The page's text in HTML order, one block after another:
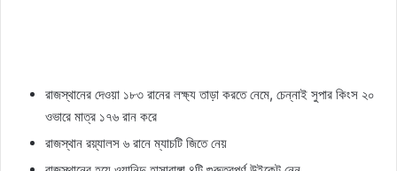
রাজস্থানের দেওয়া ১৮৩ রানের লক্ষ্য তাড়া করতে নেমে, চেন্নাই সুপার কিংস ২০
ওভারে মাত্র ১৭৬ রান করে
রাজস্থান রয়্যালস ৬ রানে ম্যাচটি জিতে নেয়